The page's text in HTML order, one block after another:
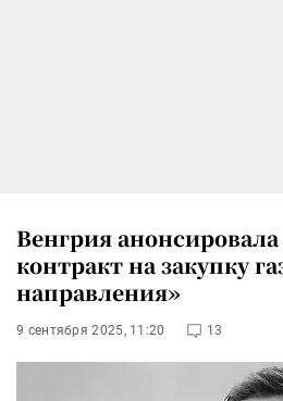
Венгрия
контракт на закупку
направления»
9 сентября 2025, 11:20 13